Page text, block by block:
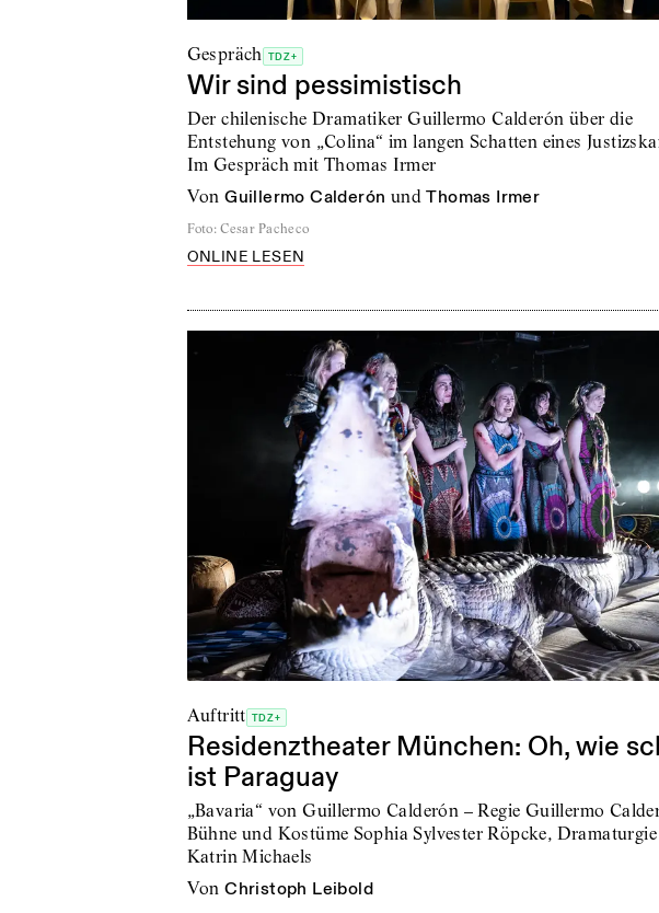
Gespräch TDZ+
Wir sind pessimistisch
Der chilenische Dramatiker Guillermo Calderón über die
Entstehung von „Colina“ im langen Schatten eines
Im Gespräch mit Thomas Irmer
von Guillermo Calderón und Thomas Irmer
Foto: Cesar Pacheco
ONLINE LESEN
Auftritt TDZ+
Residenztheater München: Oh, wie
ist Paraguay
„Bavaria“ von Guillermo Calderón – Regie Guillermo
Bühne und Kostüme Sophia Sylvester Röpcke, Dramaturgie
Katrin Michaels
von Christoph Leibold